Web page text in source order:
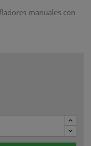
manuales con